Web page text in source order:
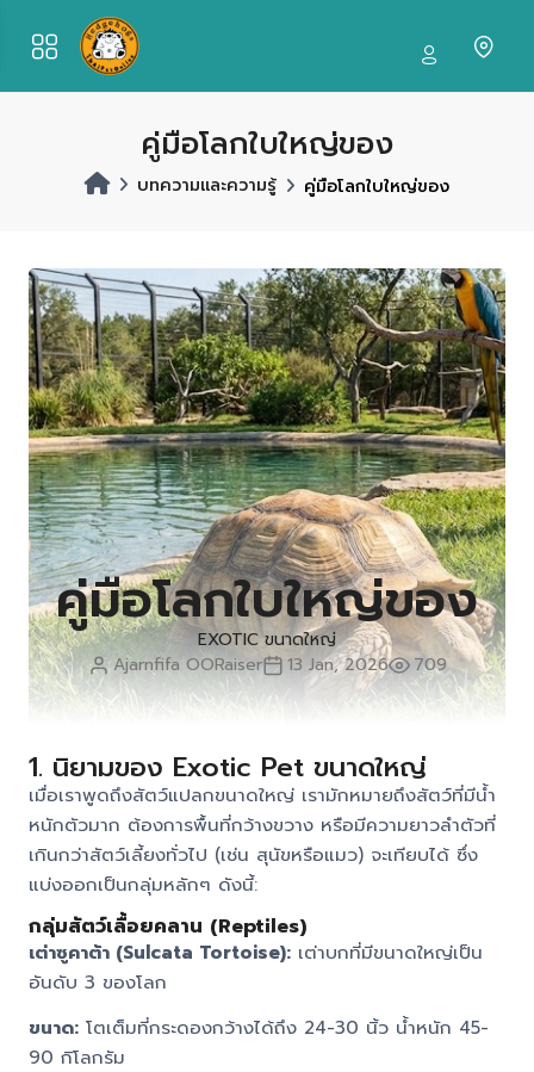
คู่มือโลกใบใหญ่ของ
บทความและความรู้ คู่มือโลกใบใหญ่ของ
คู่มือโลกใบใหญ่ของ
EXOTIC ขนาดใหญ่
Ajarnfifa OORaiser
13 Jan, 2026 709
1. นิยามของ Exotic Pet ขนาดใหญ่
เมื่อเราพูดถึงสัตว์แปลกขนาดใหญ่ เรามักหมายถึงสัตว์ที่มีน้ำ
หนักตัวมาก ต้องการพื้นที่กว้างขวาง หรือมีความยาวลำตัวที่
เกินกว่าสัตว์เลี้ยงทั่วไป (เช่น สุนัขหรือแมว) จะเทียบได้ ซึ่ง
แบ่งออกเป็นกลุ่มหลักๆ ดังนี้:
กลุ่มสัตว์เลื้อยคลาน (Reptiles)
เต่าซูคาต้า (Sulcata Tortoise):เต่าบกที่มีขนาดใหญ่เป็น
อันดับ 3 ของโลก
ขนาด:โตเต็มที่กระดองกว้างได้ถึง 24-30 นิ้ว น้ำหนัก 45-
90 กิโลกรัม